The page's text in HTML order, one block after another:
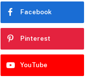
Facebook
Pinterest
YouTube